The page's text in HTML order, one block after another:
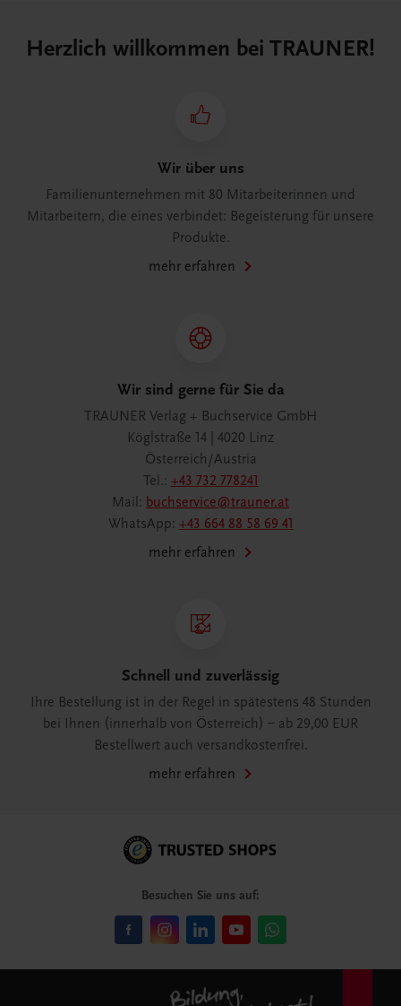
Herzlich willkommen bei TRAUNER!
Wir über uns
Familienunternehmen mit 80 Mitarbeiterinnen und
Mitarbeitern, die eines verbindet: Begeisterung für unsere
Produkte.
mehr erfahren
Wir sind gerne für Sie da
TRAUNER Verlag + Buchservice GmbH
Köglstraße 14 | 4020 Linz
Österreich/Austria
Tel.: +43 732 778241
Mail: buchservice@trauner.at
WhatsApp: +43 664 88 58 69 41
mehr erfahren
Schnell und zuverlässig
Ihre Bestellung ist in der Regel in spätestens 48 Stunden
bei Ihnen (innerhalb von Österreich) – ab 29,00 EUR
Bestellwert auch versandkostenfrei.
mehr erfahren
Besuchen Sie uns auf: